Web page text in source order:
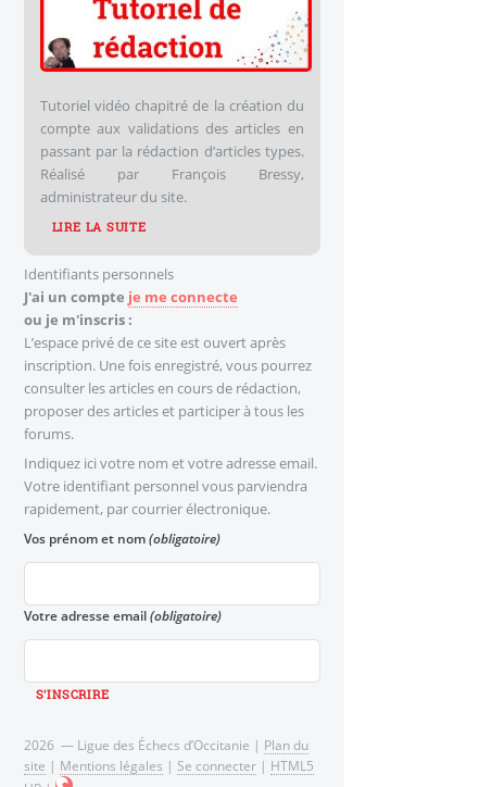
Tutoriel vidéo chapitré de la création du
compte aux validations des articles en
passant par la rédaction d’articles types.
Réalisé par François Bressy,
administrateur du site.
LIRE LA SUITE
J'ai un compte je me connecte
ou je m'inscris :
L’espace privé de ce site est ouvert après
inscription. Une fois enregistré, vous pourrez
consulter les articles en cours de rédaction,
proposer des articles et participer à tous les
forums.
Identifiants personnels
Indiquez ici votre nom et votre adresse email.
Votre identifiant personnel vous parviendra
rapidement, par courrier électronique.
Vos prénom et nom(obligatoire)
Votre adresse email(obligatoire)
2026 — Ligue des Échecs d’Occitanie | Plan du
site | Mentions légales | Se connecter | HTML5